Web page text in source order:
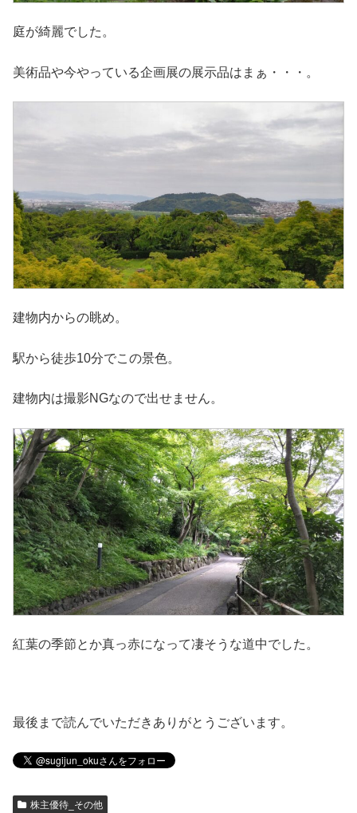
庭が綺麗でした。
美術品や今やっている企画展の展示品はまぁ・・・。
建物内からの眺め。
駅から徒歩10分でこの景色。
建物内は撮影NGなので出せません。
紅葉の季節とか真っ赤になって凄そうな道中でした。
最後まで読んでいただきありがとうございます。
株主優待_その他